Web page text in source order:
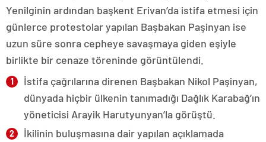
Yenilginin ardından başkent Erivan’da istifa etmesi için
günlerce protestolar yapılan Başbakan Paşinyan ise
uzun süre sonra cepheye savaşmaya giden eşiyle
birlikte bir cenaze töreninde görüntülendi.
İstifa çağrılarına direnen Başbakan Nikol Paşinyan,
dünyada hiçbir ülkenin tanımadığı Dağlık Karabağ’ın
yöneticisi Arayik Harutyunyan’la görüştü.
İkilinin buluşmasına dair yapılan açıklamada